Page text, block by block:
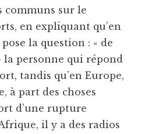
communs sur le
en expliquant qu’en
la question : « de
la personne qui répond
tandis qu’en Europe,
à part des choses
d’une rupture
il y a des radios